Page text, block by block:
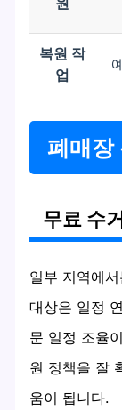
복원 작
업
폐매장
무료 수
일부 지역에서
대상은 일정
문 일정 조율
원 정책을 잘
움이 됩니다.